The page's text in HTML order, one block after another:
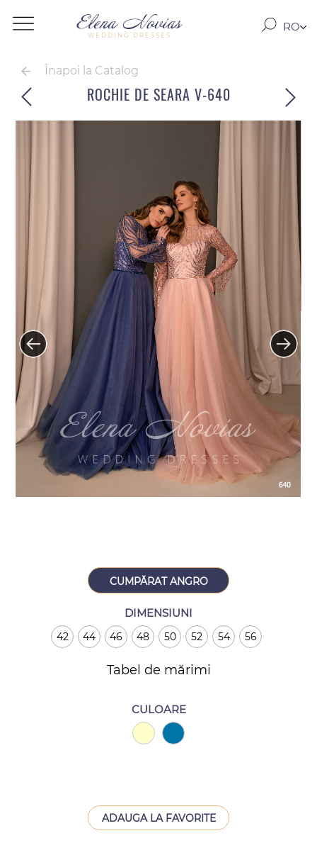
WEDDING DRESSES
RO
Înapoi la Catalog
ROCHIE DE SEARA V-640
CUMPĂRAT ANGRO
DIMENSIUNI
42 44 46 48 50 52 54 56
Tabel de mărimi
CULOARE
ADAUGA LA FAVORITE